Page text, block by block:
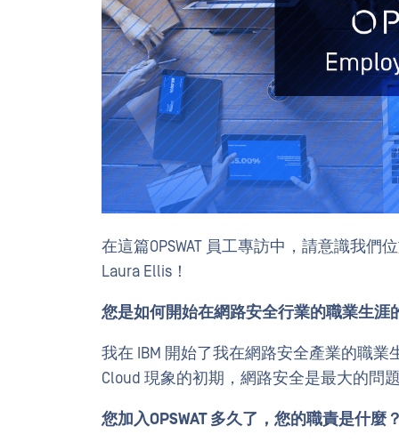
在這篇OPSWAT 員工專訪中，請意識我們
Laura Ellis！
您是如何開始在網路安全行業的職業生涯
我在 IBM 開始了我在網路安全產業的職
Cloud 現象的初期，網路安全是最大的問
您加入OPSWAT 多久了，您的職責是什麼